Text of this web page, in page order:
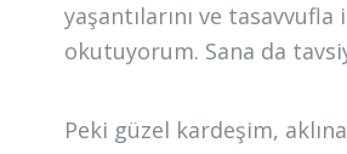
yaşantılarını ve
okutuyorum. Sana da
Peki güzel kardeşim,